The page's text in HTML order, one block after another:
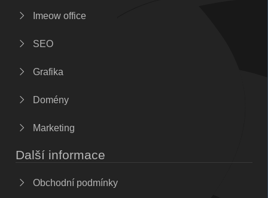
Imeow office
SEO
Grafika
Domény
Marketing
Další informace
Obchodní podmínky